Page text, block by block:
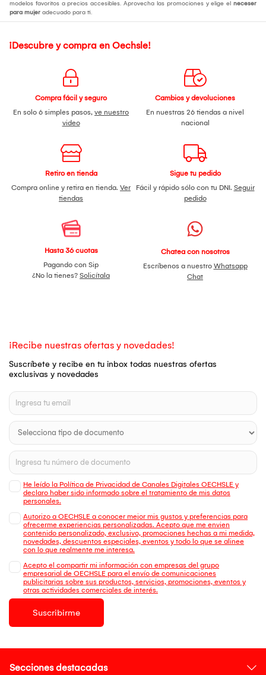
modelos favoritos a precios accesibles. Aprovecha las promociones y elige el neceser
para mujer adecuado para ti.
¡Descubre y compra en Oechsle!
Compra fácil y seguro
En solo 6 simples pasos, ve nuestro
video
Cambios y devoluciones
En nuestras 26 tiendas a nivel
nacional
Retiro en tienda
Compra online y retira en tienda. Ver
tiendas
Sigue tu pedido
Fácil y rápido sólo con tu DNI. Seguir
pedido
Hasta 36 cuotas
Pagando con Sip
¿No la tienes? Solicítala
Chatea con nosotros
Escríbenos a nuestro Whatsapp
Chat
¡Recibe nuestras ofertas y novedades!
Suscríbete y recibe en tu inbox todas nuestras ofertas
exclusivas y novedades
He leído la Política de Privacidad de Canales Digitales OECHSLE y
declaro haber sido informado sobre el tratamiento de mis datos
personales.
Autorizo a OECHSLE a conocer mejor mis gustos y preferencias para
ofrecerme experiencias personalizadas. Acepto que me envien
contenido personalizado, exclusivo, promociones hechas a mi medida,
novedades, descuentos especiales, eventos y todo lo que se alinee
con lo que realmente me interesa.
Acepto el compartir mi información con empresas del grupo
empresarial de OECHSLE para el envío de comunicaciones
publicitarias sobre sus productos, servicios, promociones, eventos y
otras actividades comerciales de interés.
Suscribirme
Secciones destacadas